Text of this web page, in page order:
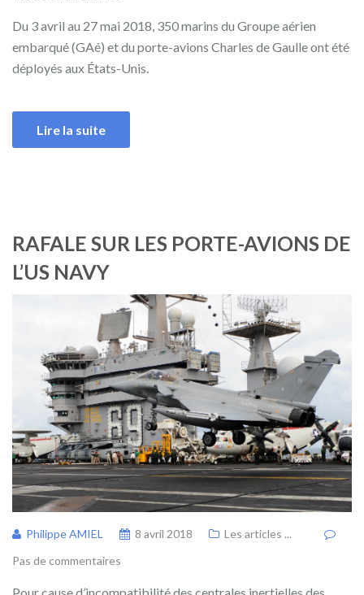
Du 3 avril au 27 mai 2018, 350 marins du Groupe aérien
embarqué (GAé) et du porte-avions Charles de Gaulle ont été
déployés aux États-Unis.
Lire la suite
RAFALE SUR LES PORTE-AVIONS DE
L’US NAVY
Philippe AMIEL 8 avril 2018
Les articles ...
Pas de commentaires